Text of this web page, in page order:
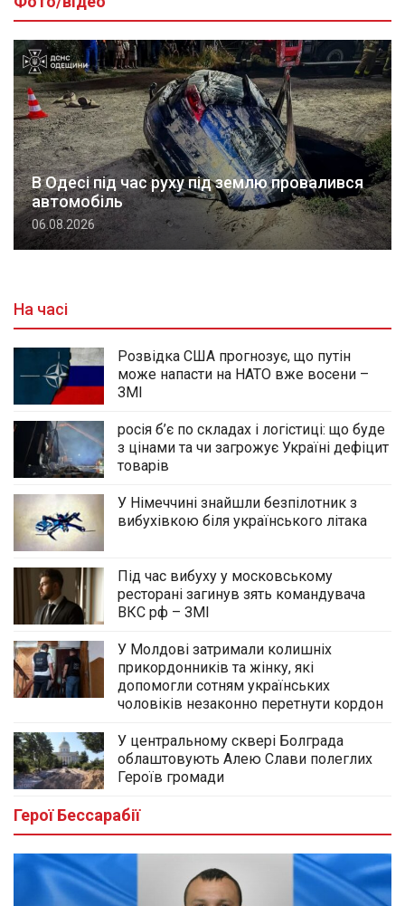
В Одесі під час руху під землю провалився
автомобіль
06.08.2026
На часі
Розвідка США прогнозує, що путін
може напасти на НАТО вже восени –
ЗМІ
росія б’є по складах і логістиці: що буде
з цінами та чи загрожує Україні дефіцит
товарів
У Німеччині знайшли безпілотник з
вибухівкою біля українського літака
Під час вибуху у московському
ресторані загинув зять командувача
ВКС рф – ЗМІ
У Молдові затримали колишніх
прикордонників та жінку, які
допомогли сотням українських
чоловіків незаконно перетнути кордон
У центральному сквері Болграда
облаштовують Алею Слави полеглих
Героїв громади
Герої Бессарабії